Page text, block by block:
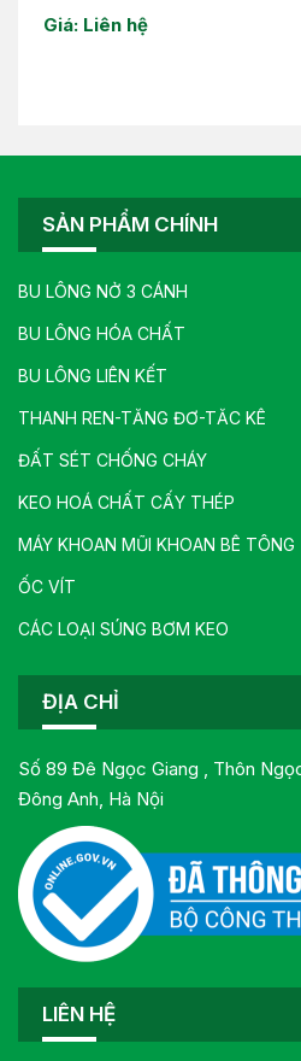
22×340-24×400
Giá: Liên hệ
SẢN PHẨM CHÍNH
BU LÔNG NỞ 3 CÁNH
BU LÔNG HÓA CHẤT
BU LÔNG LIÊN KẾT
THANH REN-TĂNG ĐƠ-TĂC KÊ
ĐẤT SÉT CHỐNG CHÁY
KEO HOÁ CHẤT CẤY THÉP
MÁY KHOAN MŨI KHOAN BÊ TÔNG
ỐC VÍT
CÁC LOẠI SÚNG BƠM KEO
ĐỊA CHỈ
Số 89 Đê Ngọc Giang , Thôn
Đông Anh, Hà Nội
LIÊN HỆ